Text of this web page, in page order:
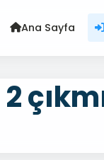
Ana Sayfa